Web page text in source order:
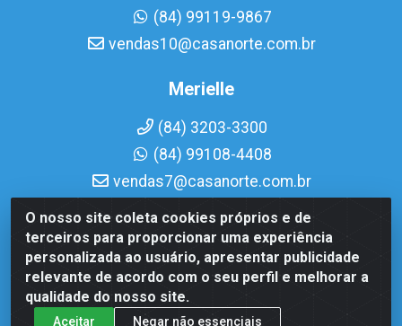
O nosso site coleta cookies próprios e de
terceiros para proporcionar uma experiência
personalizada ao usuário, apresentar publicidade
relevante de acordo com o seu perfil e melhorar a
qualidade do nosso site.
Aceitar Negar não essenciais
(84) 99119-9867
vendas10@casanorte.com.br
Merielle
(84) 3203-3300
(84) 99108-4408
vendas7@casanorte.com.br
Casa Norte LTDA - Av. Interventor Mário Câmara, 1815 -
Dix-Sept Rosado, Natal/RN - CEP 59054-600 - CNPJ
08.713.513/0001-51